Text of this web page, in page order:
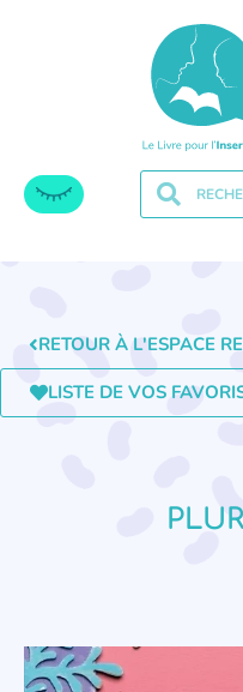
RETOUR À L'ESPACE
LISTE DE VOS